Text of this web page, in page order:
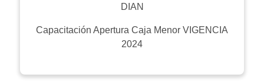
DIAN
Capacitación Apertura Caja Menor VIGENCIA
2024